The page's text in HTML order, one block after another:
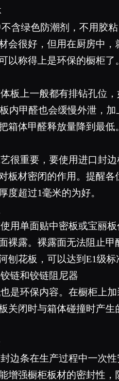
绿色防潮剂，不用胶粘
会很好，但用在厨房中，
以称得上是环保的橱柜了
上一般都有排钻孔位，
内甲醛也会缓慢外泄，
箱体甲醛释放量降到最低
重要，要使用进口封边
板材密闭的作用。提醒
度超过1毫米的为好。
单面贴中密板或宝丽板
裸露。裸露面无法阻止
刨花板，可以达到E1级标
和铰链阻尼器
环保内容。在橱柜上加
关闭时与箱体碰撞时产
条在生产过程中一次性
增强橱柜板材的密封性